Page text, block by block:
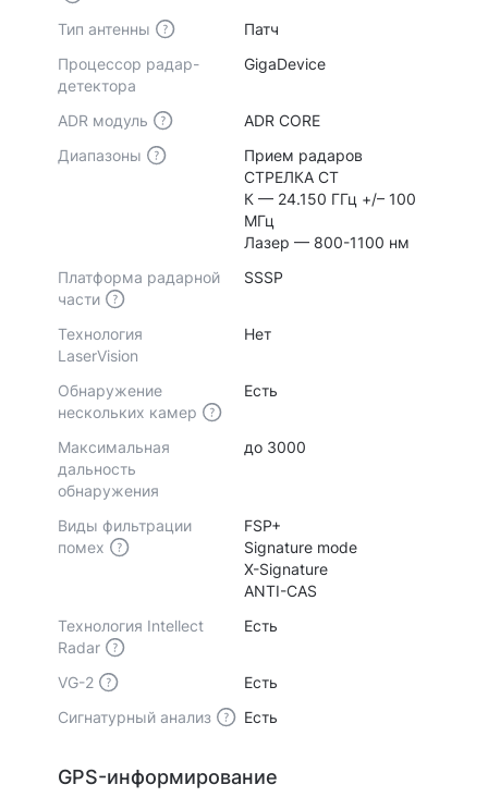
Тип антенны
Патч
Процессор радар-
детектора
GigaDevice
ADR модуль
ADR CORE
Диапазоны
Прием радаров
СТРЕЛКА СТ
К — 24.150 ГГц +/– 100
МГц
Лазер — 800-1100 нм
Платформа радарной
части
SSSP
Технология
LaserVision
Нет
Обнаружение
нескольких камер
Есть
Максимальная
дальность
обнаружения
до 3000
Виды фильтрации
помех
FSP+
Signature mode
X-Signature
ANTI-CAS
Технология Intellect
Radar
Есть
VG-2
Есть
Сигнатурный анализ
Есть
GPS-информирование